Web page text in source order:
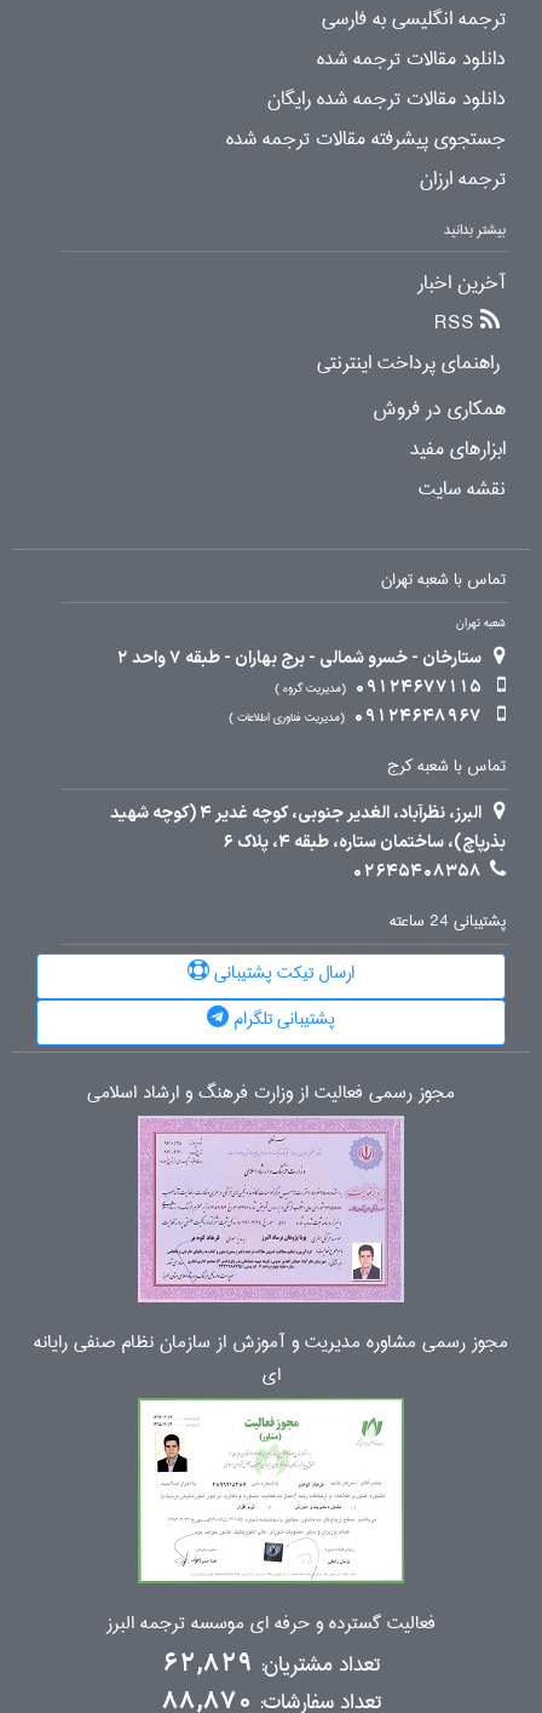
ترجمه انگلیسی به فارسی
دانلود مقالات ترجمه شده
دانلود مقالات ترجمه شده رایگان
جستجوی پیشرفته مقالات ترجمه شده
ترجمه ارزان
بیشتر بدانید
آخرین اخبار
RSS
راهنمای پرداخت اینترنتی
همکاری در فروش
ابزارهای مفید
نقشه سایت
تماس با شعبه تهران
شعبه تهران
ستارخان - خسرو شمالی - برج بهاران - طبقه 7 واحد 2
09124677115
مدیریت گروه
09124648967 مدیریت فناوری اطلاعات
تماس با شعبه کرج
البرز، نظرآباد، الغدیر جنوبی، کوچه غدیر 4 (کوچه شهید
بذرپاچ)، ساختمان ستاره، طبقه 4، پلاک 6
02645408358
پشتیبانی 24 ساعته
ارسال تیکت پشتیبانی
پشتیبانی تلگرام
مجوز رسمی فعالیت از وزارت فرهنگ و ارشاد اسلامی
مجوز رسمی مشاوره مدیریت و آموزش از سازمان نظام صنفی رایانه
ای
فعالیت گسترده و حرفه ای موسسه ترجمه البرز
تعداد مشتریان: 62,829
تعداد سفارشات: 88,870